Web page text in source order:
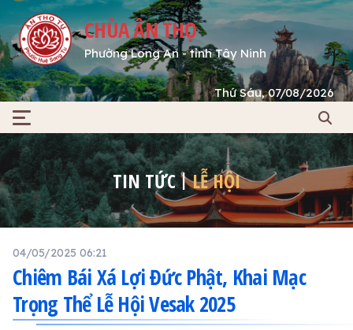
CHÙA ÂN THỌ
Phường Long An - tỉnh Tây Ninh
Thứ Sáu, 07/08/2026
TIN TỨC LỄ HỘI
04/05/2025 06:21
Chiêm Bái Xá Lợi Đức Phật, Khai Mạc
Trọng Thể Lễ Hội Vesak 2025